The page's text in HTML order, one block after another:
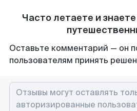
Часто летаете и
Оставьте комментарий — он
пользователям принять